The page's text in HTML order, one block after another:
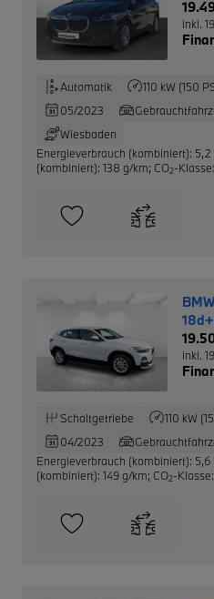
inkl.
Automatik 110 kW (150
05/2023
Wiesbaden
Energieverbrauch (kombiniert): 5,2
(kombiniert): 138 g/km; CO2-
inkl.
Schaltgetriebe 110 kW
04/2023
Energieverbrauch (kombiniert): 5,6
(kombiniert): 149 g/km; CO2-